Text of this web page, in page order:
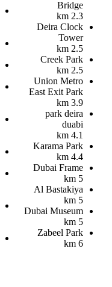
Bridge
2.3 km
Deira Clock
Tower
2.5 km
Creek Park
2.5 km
Union Metro
East Exit Park
3.9 km
park deira
duabi
4.1 km
Karama Park
4.4 km
Dubai Frame
5 km
Al Bastakiya
5 km
Dubai Museum
5 km
Zabeel Park
6 km